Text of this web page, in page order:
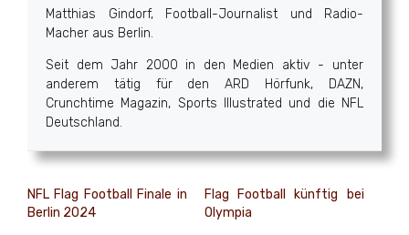
Matthias Gindorf, Football-Journalist und Radio-
Macher aus Berlin.
Seit dem Jahr 2000 in den Medien aktiv - unter
anderem tätig für den ARD Hörfunk, DAZN,
Crunchtime Magazin, Sports Illustrated und die NFL
Deutschland.
NFL Flag Football Finale in
Berlin 2024
Flag Football künftig bei
Olympia